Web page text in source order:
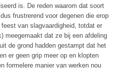
is. De reden waarom dat soort
frustrerend voor degenen die erop
van slagvaardigheid, totdat er
meegemaakt dat ze bij een afdeling
de grond hadden gestampt dat het
er geen grip meer op en klopten
formelere manier van werken nou